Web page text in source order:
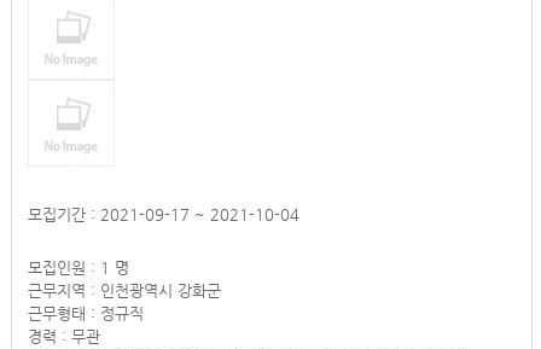
모집기간 : 2021-09-17 ~ 2021-10-04
모집인원 : 1 명
근무지역 : 인천광역시 강화군
근무형태 : 정규직
경력 : 무관